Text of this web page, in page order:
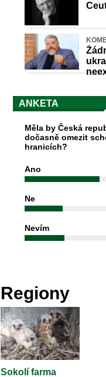
ANKETA
Měla by Česká
dočasně omezit
hranicích?
Ano
Ne
Nevím
Regiony
Sokolí farma